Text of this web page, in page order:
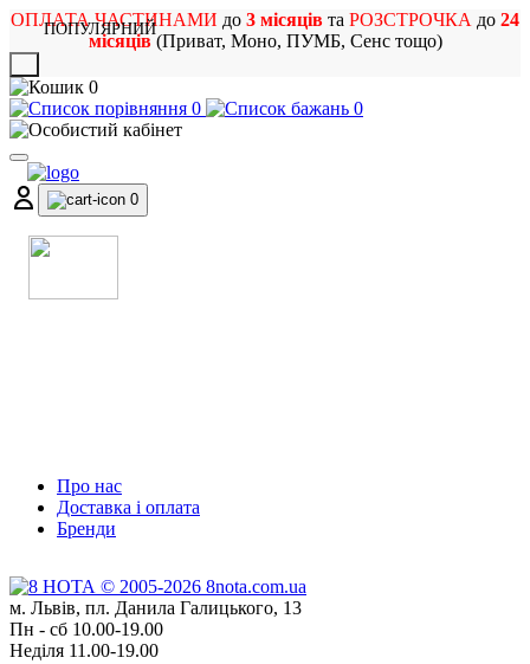
ОПЛАТА ЧАСТИНАМИ до 3 місяців та РОЗСТРОЧКА до 24
місяців(Приват, Моно, ПУМБ, Сенс тощо)
0
0
0
0
Про нас
Доставка і оплата
Бренди
м. Львів, пл. Данила Галицького, 13
Пн - сб 10.00-19.00
Неділя 11.00-19.00
ПОПУЛЯРНИЙ